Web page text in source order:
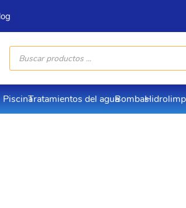
Búsqueda
productos
PiscinaTratamientos del aguaBombas